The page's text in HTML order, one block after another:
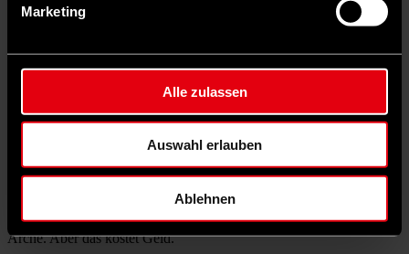
Marketing
Alle zulassen
Auswahl erlauben
Ablehnen
Alle unsere Pädagoginnen und Pädagogen sind Ansprechpartnerin
ausweinen, schimpfen, über Probleme in der Schule sprechen. Dann
reden wir mir den Lehrerinnen und Lehrern an den Schulen. Darauf
bin ich sehr stolz. Aber das ist auch sehr personalintensiv.
Manchmal braucht es eine Eins-zu-eins-Betreuung. Aber so machen
wir Kinder stark.
wir einiges in Deutschland falsch machen. „Ihr müsst jedes Kind
heute in Skandinavien, aber auch in den Niederlanden und in Irland.
Überall dort, wo die Kinder stark sind. So machen wir das in der
Arche. Aber das kostet Geld.